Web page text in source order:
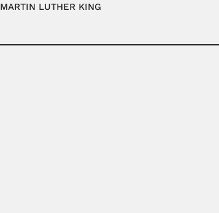
MARTIN LUTHER KING